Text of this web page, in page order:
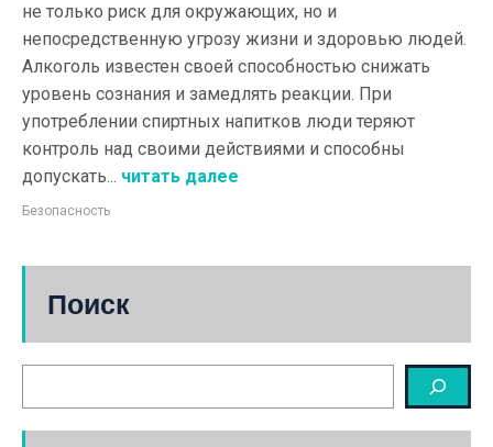
не только риск для окружающих, но и
непосредственную угрозу жизни и здоровью людей.
Алкоголь известен своей способностью снижать
уровень сознания и замедлять реакции. При
употреблении спиртных напитков люди теряют
контроль над своими действиями и способны
допускать... читать далее
Безопасность
Поиск